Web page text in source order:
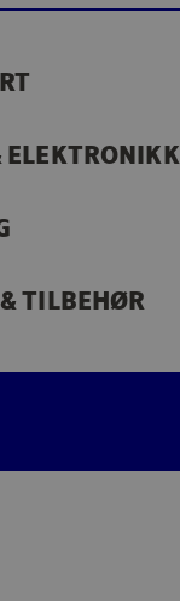
ELEKTRONIKK
TILBEHØR